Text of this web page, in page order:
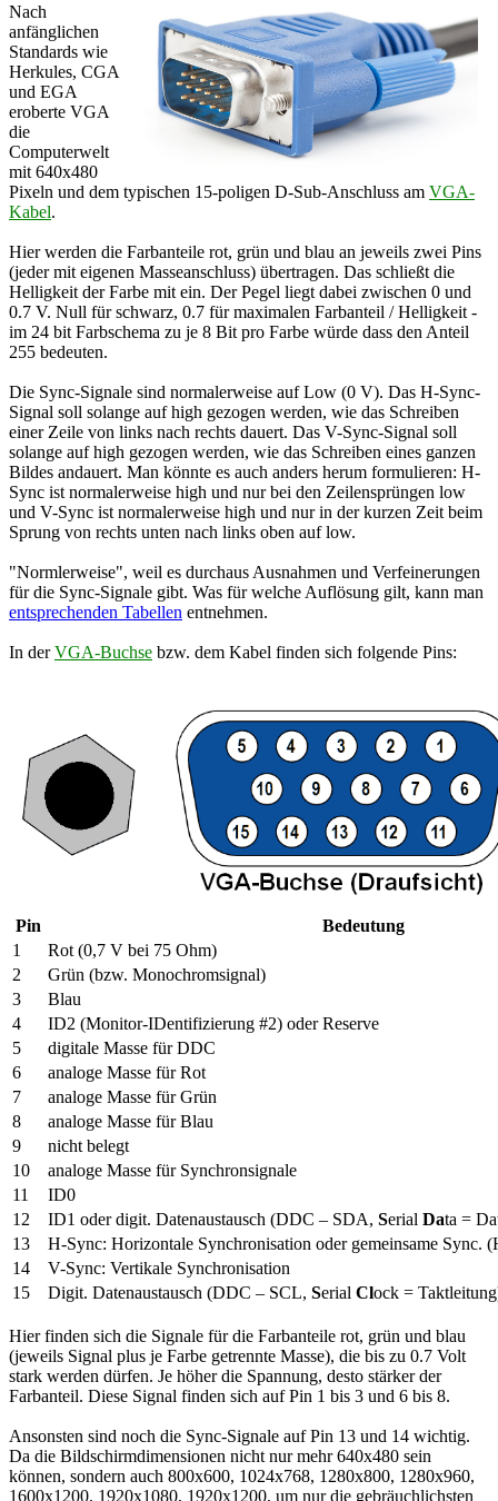
Nach
anfänglichen
Standards wie
Herkules, CGA
und EGA
eroberte VGA
die
Computerwelt
mit 640x480
Pixeln und dem typischen 15-poligen D-Sub-Anschluss am VGA-
Kabel.
Hier werden die Farbanteile rot, grün und blau an jeweils zwei Pins
(jeder mit eigenen Masseanschluss) übertragen. Das schließt die
Helligkeit der Farbe mit ein. Der Pegel liegt dabei zwischen 0 und
0.7 V. Null für schwarz, 0.7 für maximalen Farbanteil / Helligkeit -
im 24 bit Farbschema zu je 8 Bit pro Farbe würde dass den Anteil
255 bedeuten.
Die Sync-Signale sind normalerweise auf Low (0 V). Das H-Sync-
Signal soll solange auf high gezogen werden, wie das Schreiben
einer Zeile von links nach rechts dauert. Das V-Sync-Signal soll
solange auf high gezogen werden, wie das Schreiben eines ganzen
Bildes andauert. Man könnte es auch anders herum formulieren: H-
Sync ist normalerweise high und nur bei den Zeilensprüngen low
und V-Sync ist normalerweise high und nur in der kurzen Zeit beim
Sprung von rechts unten nach links oben auf low.
"Normlerweise", weil es durchaus Ausnahmen und Verfeinerungen
für die Sync-Signale gibt. Was für welche Auflösung gilt, kann man
entsprechenden Tabellen entnehmen.
In derVGA-Buchse bzw. dem Kabel finden sich folgende Pins:
Pin
Bedeutung
1
Rot (0,7 V bei 75 Ohm)
2
Grün (bzw. Monochromsignal)
3
Blau
4
ID2 (Monitor-IDentifizierung #2) oder Reserve
5
digitale Masse für DDC
6
analoge Masse für Rot
7
analoge Masse für Grün
8
analoge Masse für Blau
9
nicht belegt
10
analoge Masse für Synchronsignale
11
ID0
12
ID1 oder digit. Datenaustausch (DDC – SDA, Serial Data =
13
H-Sync: Horizontale Synchronisation oder gemeinsame Sync.
14
V-Sync: Vertikale Synchronisation
15
Digit. Datenaustausch (DDC – SCL, Serial Clock =
Hier finden sich die Signale für die Farbanteile rot, grün und blau
(jeweils Signal plus je Farbe getrennte Masse), die bis zu 0.7 Volt
stark werden dürfen. Je höher die Spannung, desto stärker der
Farbanteil. Diese Signal finden sich auf Pin 1 bis 3 und 6 bis 8.
Ansonsten sind noch die Sync-Signale auf Pin 13 und 14 wichtig.
Da die Bildschirmdimensionen nicht nur mehr 640x480 sein
können, sondern auch 800x600, 1024x768, 1280x800, 1280x960,
1600x1200, 1920x1080, 1920x1200, um nur die gebräuchlichsten